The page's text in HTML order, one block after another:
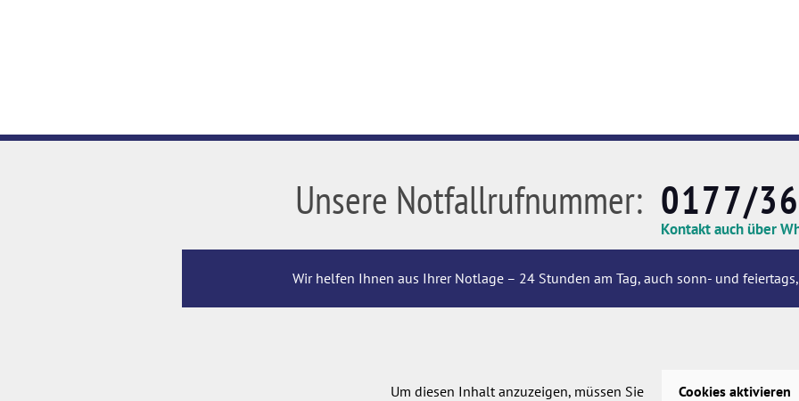
Unsere Notfallrufnummer: 0177/
Kontakt auch über
Wir helfen Ihnen aus Ihrer Notlage – 24 Stunden am Tag, auch sonn- und feiertags,
Um diesen Inhalt anzuzeigen, müssen Sie Cookies aktivieren